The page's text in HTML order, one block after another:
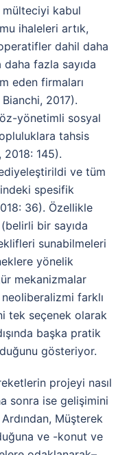
kabul
ihaleleri artık,
dahil daha
daha fazla sayıda
eden firmaları
2017).
yönetimli sosyal
tahsis
145).
ve tüm
spesifik
36). Özellikle
bir sayıda
sunabilmeleri
yönelik
mekanizmalar
farklı
tek seçenek olarak
başka pratik
gösteriyor.
projeyi nasıl
sonra ise gelişimini
Müşterek
ve -konut ve